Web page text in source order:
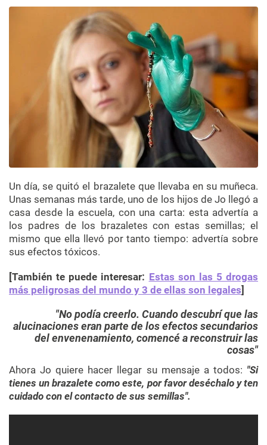
Un día, se quitó el brazalete que llevaba en su muñeca.
Unas semanas más tarde, uno de los hijos de Jo llegó a
casa desde la escuela, con una carta: esta advertía a
los padres de los brazaletes con estas semillas; el
mismo que ella llevó por tanto tiempo: advertía sobre
sus efectos tóxicos.
[También te puede interesar: Estas son las 5 drogas
más peligrosas del mundo y 3 de ellas son legales]
No podía creerlo. Cuando descubrí que las
alucinaciones eran parte de los efectos secundarios
del envenenamiento, comencé a reconstruir las
cosas
Ahora Jo quiere hacer llegar su mensaje a todos: "Si
tienes un brazalete como este, por favor deséchalo y ten
cuidado con el contacto de sus semillas".